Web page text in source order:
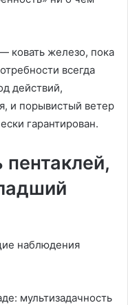
ковать железо, пока
всегда
действий,
и порывистый ветер
гарантирован.
наблюдения
мультизадачность